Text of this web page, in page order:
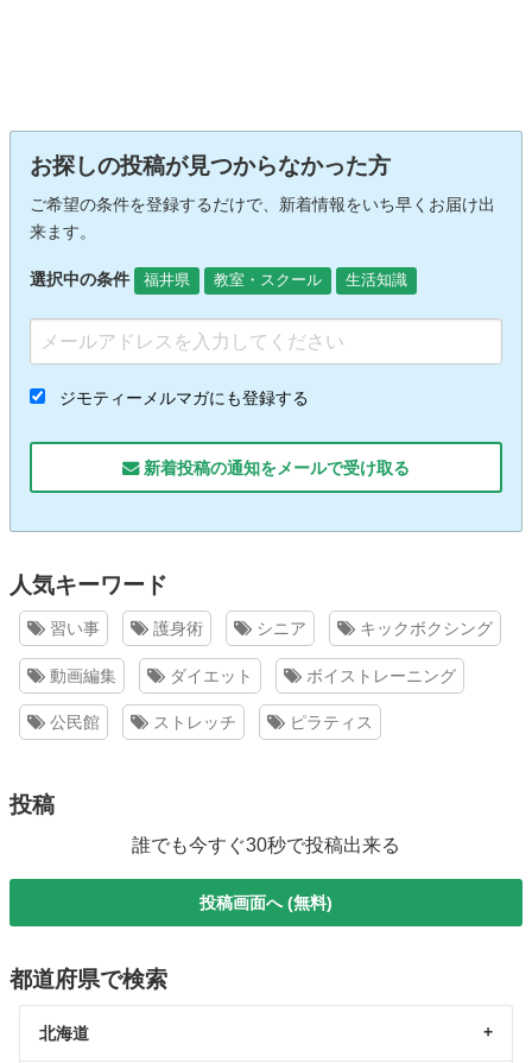
お探しの投稿が見つからなかった方
ご希望の条件を登録するだけで、新着情報をいち早くお届け出
来ます。
選択中の条件 福井県 教室・スクール 生活知識
ジモティーメルマガにも登録する
新着投稿の通知をメールで受け取る
人気キーワード
習い事 護身術 シニア キックボクシング
動画編集 ダイエット ボイストレーニング
公民館 ストレッチ ピラティス
投稿
誰でも今すぐ30秒で投稿出来る
投稿画面へ (無料)
都道府県で検索
北海道